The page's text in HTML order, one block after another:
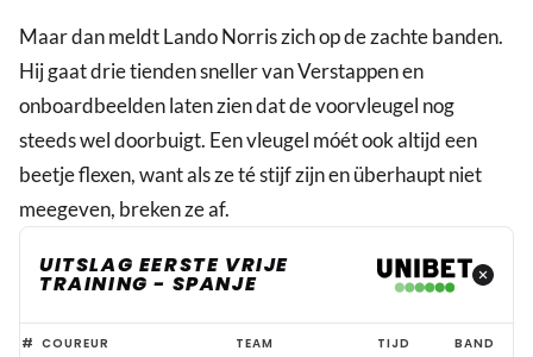
Maar dan meldt Lando Norris zich op de zachte banden.
Hij gaat drie tienden sneller van Verstappen en
onboardbeelden laten zien dat de voorvleugel nog
steeds wel doorbuigt. Een vleugel móét ook altijd een
beetje flexen, want als ze té stijf zijn en überhaupt niet
meegeven, breken ze af.
UITSLAG EERSTE VRIJE
TRAINING - SPANJE
Verstappen
# COUREUR TEAM TIJD BAND